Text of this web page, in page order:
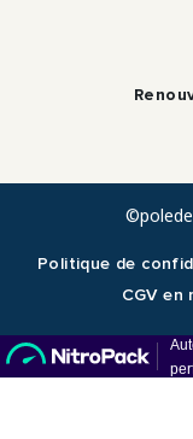
Politique de
CGV en